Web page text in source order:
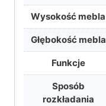
Wysokość mebla
Głębokość mebla
Funkcje
Sposób
rozkładania